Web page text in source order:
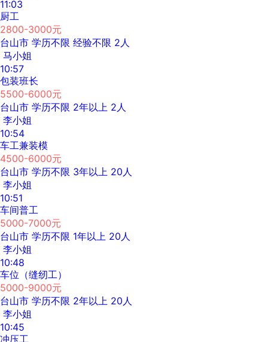
11:03
厨工
2800-3000元
台山市 学历不限 经验不限 2人
马小姐
10:57
包装班长
5500-6000元
台山市 学历不限 2年以上 2人
李小姐
10:54
车工兼装模
4500-6000元
台山市 学历不限 3年以上 20人
李小姐
10:51
车间普工
5000-7000元
台山市 学历不限 1年以上 20人
李小姐
10:48
车位（缝纫工）
5000-9000元
台山市 学历不限 2年以上 20人
李小姐
10:45
冲压工